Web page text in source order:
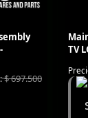
$697.500
TV